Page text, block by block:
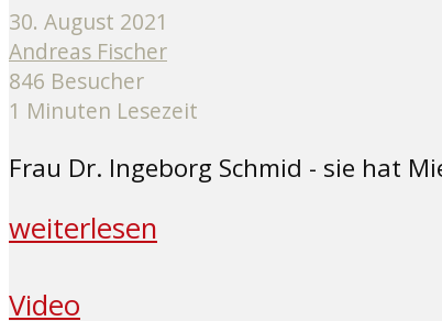
30. August 2021
Andreas Fischer
846 Besucher
1 Minuten Lesezeit
Frau Dr. Ingeborg Schmid - sie hat
weiterlesen
Video